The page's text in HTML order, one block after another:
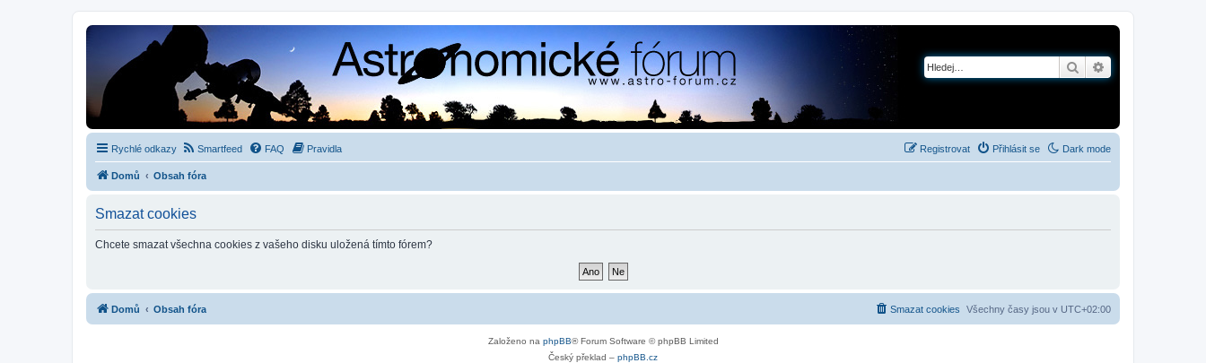
Hledat
Rychlé odkazy Dark mode
Smartfeed FAQ Pravidla Přihlásit se
Registrovat
Domů Obsah fóra
Smazat cookies
Chcete smazat všechna cookies z vašeho disku uložená tímto fórem?
Domů Obsah fóra Všechny časy jsou v UTC+02:00
Smazat cookies
Založeno na phpBB® Forum Software © phpBB Limited
Český překlad – phpBB.cz